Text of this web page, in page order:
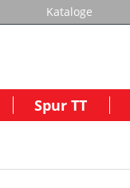
Kataloge
Spur TT